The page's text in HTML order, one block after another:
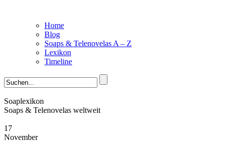
Home
Blog
Soaps & Telenovelas A – Z
Lexikon
Timeline
Soaplexikon
Soaps & Telenovelas weltweit
17
November